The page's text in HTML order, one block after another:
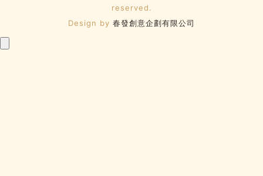
reserved.
​Design by 春發創意企劃有限公司